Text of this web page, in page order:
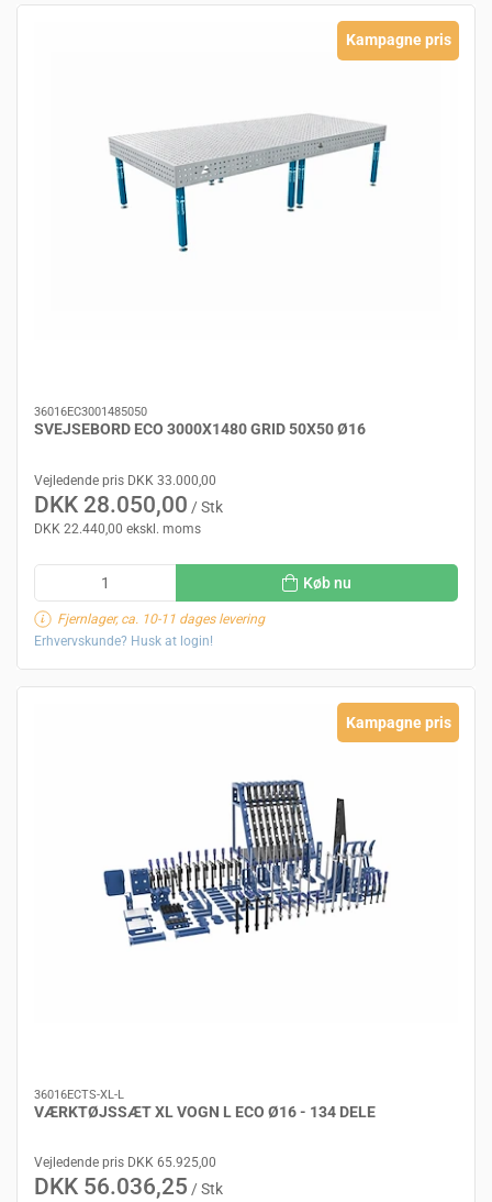
Kampagne pris
36016EC3001485050
SVEJSEBORD ECO 3000X1480 GRID 50X50 Ø16
Vejledende pris DKK 33.000,00
DKK 28.050,00 / Stk
DKK 22.440,00 ekskl. moms
Køb nu
Fjernlager, ca. 10-11 dages levering
Erhvervskunde? Husk at login!
Kampagne pris
36016ECTS-XL-L
VÆRKTØJSSÆT XL VOGN L ECO Ø16 - 134 DELE
Vejledende pris DKK 65.925,00
DKK 56.036,25 / Stk